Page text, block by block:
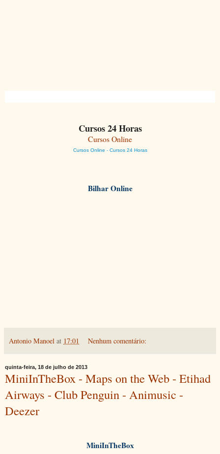
Cursos 24 Horas
Cursos Online
Cursos Online - Cursos 24 Horas
Bilhar Online
Antonio Manoel at 17:01 Nenhum comentário:
quinta-feira, 18 de julho de 2013
MiniInTheBox - Maps on the Web - Etihad
Airways - Club Penguin - Animusic -
Deezer
MiniInTheBox